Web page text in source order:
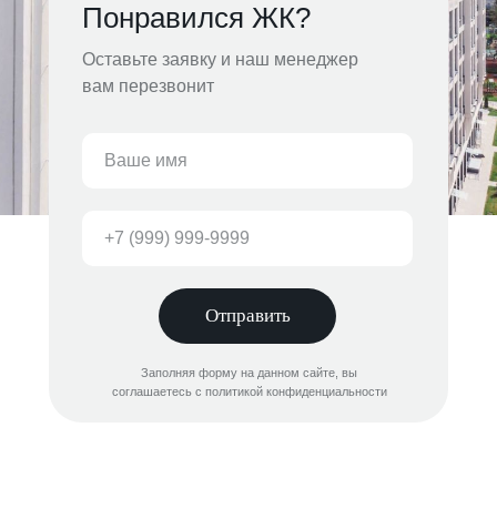
Отправить
Оставьте заявку и наш менеджер
вам перезвонит
Понравился ЖК?
Заполняя форму на данном сайте, вы
соглашаетесь с политикой конфиденциальности